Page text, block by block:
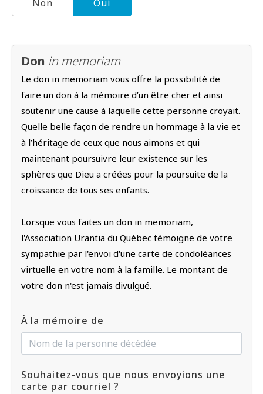
Non
Oui
Don in memoriam
Le don in memoriam vous offre la possibilité de
faire un don à la mémoire d’un être cher et ainsi
soutenir une cause à laquelle cette personne croyait.
Quelle belle façon de rendre un hommage à la vie et
à l’héritage de ceux que nous aimons et qui
maintenant poursuivre leur existence sur les
sphères que Dieu a créées pour la poursuite de la
croissance de tous ses enfants.
Lorsque vous faites un don in memoriam,
l'Association Urantia du Québec témoigne de votre
sympathie par l'envoi d'une carte de condoléances
virtuelle en votre nom à la famille. Le montant de
votre don n'est jamais divulgué.
À la mémoire de
Souhaitez-vous que nous envoyions une
carte par courriel ?